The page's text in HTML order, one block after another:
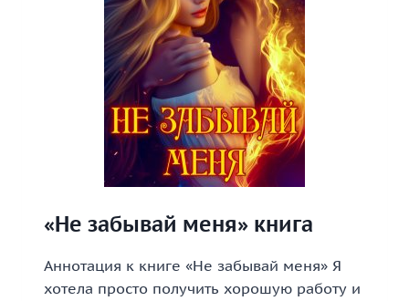
«Не забывай меня» книга
Аннотация к книге «Не забывай меня» Я
хотела просто получить хорошую работу и